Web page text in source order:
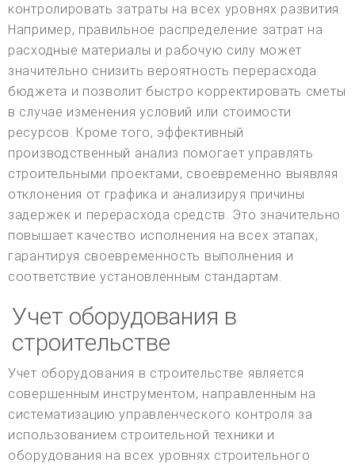
контролировать затраты на всех уровнях развития.
Например, правильное распределение затрат на
расходные материалы и рабочую силу может
значительно снизить вероятность перерасхода
бюджета и позволит быстро корректировать сметы
в случае изменения условий или стоимости
ресурсов. Кроме того, эффективный
производственный анализ помогает управлять
строительными проектами, своевременно выявляя
отклонения от графика и анализируя причины
задержек и перерасхода средств. Это значительно
повышает качество исполнения на всех этапах,
гарантируя своевременность выполнения и
соответствие установленным стандартам.
Учет оборудования в
строительстве
Учет оборудования в строительстве является
совершенным инструментом, направленным на
систематизацию управленческого контроля за
использованием строительной техники и
оборудования на всех уровнях строительного